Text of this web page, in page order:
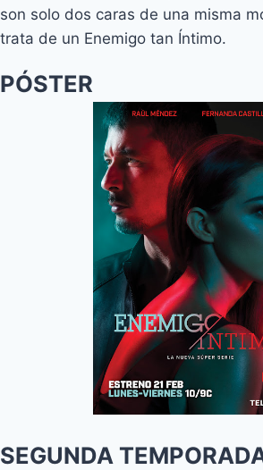
son solo dos caras de una misma
trata de un Enemigo tan Íntimo.
PÓSTER
SEGUNDA